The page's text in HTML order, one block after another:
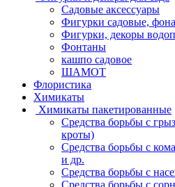
Садовые аксессуары
Фигурки садовые,
Фигурки, декоры
Фонтаны
кашпо садовое
ШАМОТ
Флористика
Химикаты
Химикаты пакетированные
Средства борьбы с
кроты)
Средства борьбы с
и др.
Средства борьбы с
Средства борьбы с